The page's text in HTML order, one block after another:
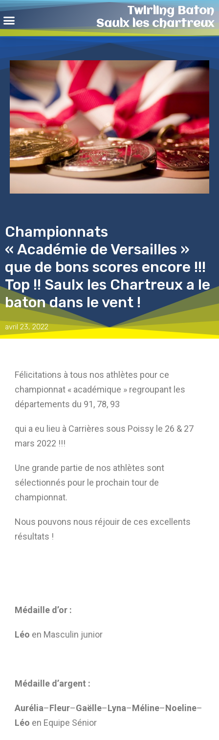
Twirling Baton
Saulx les chartreux
Championnats
« Académie de Versailles »
que de bons scores encore !!!
Top !! Saulx les Chartreux a le
baton dans le vent !
avril 23, 2022
Félicitations à tous nos athlètes pour ce
championnat « académique » regroupant les
départements du 91, 78, 93
qui a eu lieu à Carrières sous Poissy le 26 & 27
mars 2022 !!!
Une grande partie de nos athlètes sont
sélectionnés pour le prochain tour de
championnat.
Nous pouvons nous réjouir de ces excellents
résultats !
Médaille d’or :
Léo en Masculin junior
Médaille d’argent :
Aurélia–Fleur–Gaëlle–Lyna–Méline–Noeline–
Léo en Equipe Sénior